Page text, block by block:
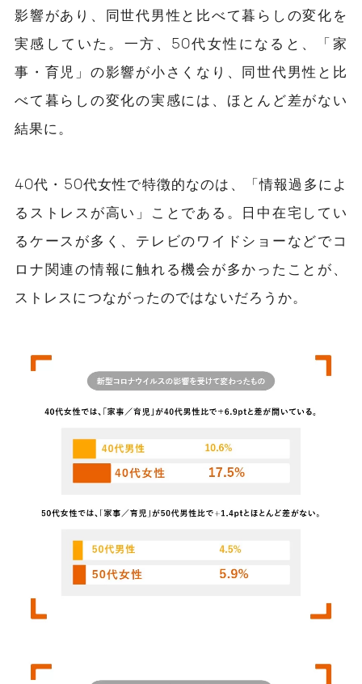
影響があり、同世代男性と比べて暮らしの変化を
実感していた。一方、50代女性になると、「家
事・育児」の影響が小さくなり、同世代男性と比
べて暮らしの変化の実感には、ほとんど差がない
結果に。
40代・50代女性で特徴的なのは、「情報過多によ
るストレスが高い」ことである。日中在宅してい
るケースが多く、テレビのワイドショーなどでコ
ロナ関連の情報に触れる機会が多かったことが、
ストレスにつながったのではないだろうか。